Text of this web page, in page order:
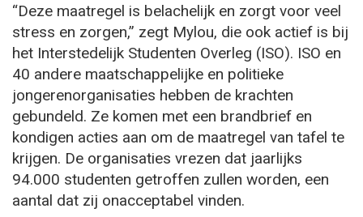
“Deze maatregel is belachelijk en zorgt voor veel
stress en zorgen,” zegt Mylou, die ook actief is bij
het Interstedelijk Studenten Overleg (ISO). ISO en
40 andere maatschappelijke en politieke
jongerenorganisaties hebben de krachten
gebundeld. Ze komen met een brandbrief en
kondigen acties aan om de maatregel van tafel te
krijgen. De organisaties vrezen dat jaarlijks
94.000 studenten getroffen zullen worden, een
aantal dat zij onacceptabel vinden.